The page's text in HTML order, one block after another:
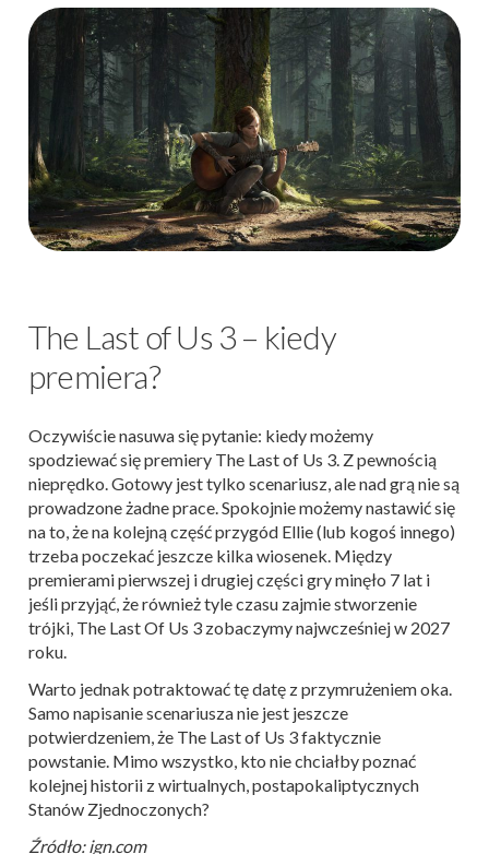
The Last of Us 3 – kiedy
premiera?
Oczywiście nasuwa się pytanie: kiedy możemy
spodziewać się premiery The Last of Us 3. Z pewnością
nieprędko. Gotowy jest tylko scenariusz, ale nad grą nie są
prowadzone żadne prace. Spokojnie możemy nastawić się
na to, że na kolejną część przygód Ellie (lub kogoś innego)
trzeba poczekać jeszcze kilka wiosenek. Między
premierami pierwszej i drugiej części gry minęło 7 lat i
jeśli przyjąć, że również tyle czasu zajmie stworzenie
trójki, The Last Of Us 3 zobaczymy najwcześniej w 2027
roku.
Warto jednak potraktować tę datę z przymrużeniem oka.
Samo napisanie scenariusza nie jest jeszcze
potwierdzeniem, że The Last of Us 3 faktycznie
powstanie. Mimo wszystko, kto nie chciałby poznać
kolejnej historii z wirtualnych, postapokaliptycznych
Stanów Zjednoczonych?
Źródło: ign.com